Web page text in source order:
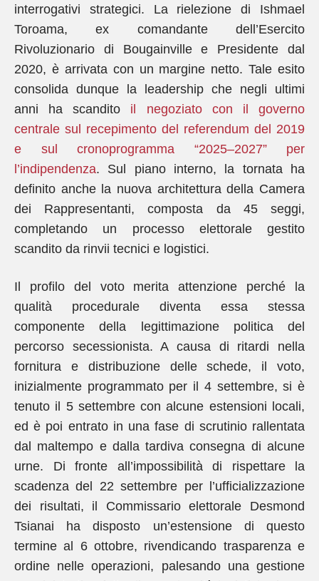
interrogativi strategici. La rielezione di Ishmael
Toroama, ex comandante dell’Esercito
Rivoluzionario di Bougainville e Presidente dal
2020, è arrivata con un margine netto. Tale esito
consolida dunque la leadership che negli ultimi
anni ha scandito il negoziato con il governo
centrale sul recepimento del referendum del 2019
e sul cronoprogramma “2025–2027” per
l’indipendenza. Sul piano interno, la tornata ha
definito anche la nuova architettura della Camera
dei Rappresentanti, composta da 45 seggi,
completando un processo elettorale gestito
scandito da rinvii tecnici e logistici.
Il profilo del voto merita attenzione perché la
qualità procedurale diventa essa stessa
componente della legittimazione politica del
percorso secessionista. A causa di ritardi nella
fornitura e distribuzione delle schede, il voto,
inizialmente programmato per il 4 settembre, si è
tenuto il 5 settembre con alcune estensioni locali,
ed è poi entrato in una fase di scrutinio rallentata
dal maltempo e dalla tardiva consegna di alcune
urne. Di fronte all’impossibilità di rispettare la
scadenza del 22 settembre per l’ufficializzazione
dei risultati, il Commissario elettorale Desmond
Tsianai ha disposto un’estensione di questo
termine al 6 ottobre, rivendicando trasparenza e
ordine nelle operazioni, palesando una gestione